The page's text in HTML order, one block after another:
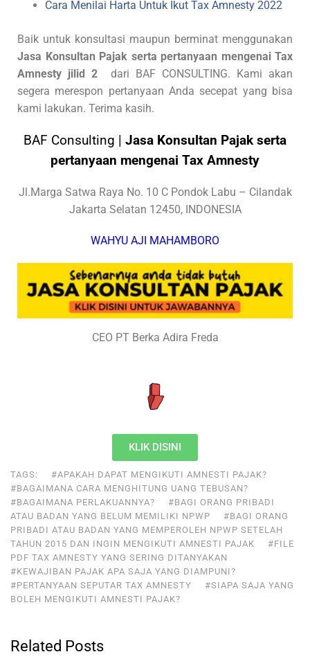
Cara Menilai Harta Untuk Ikut Tax Amnesty 2022
Baik untuk konsultasi maupun berminat menggunakan
Jasa Konsultan Pajak serta pertanyaan mengenai Tax
Amnesty jilid 2
dari BAF CONSULTING. Kami akan
segera merespon pertanyaan Anda secepat yang bisa
kami lakukan. Terima kasih.
BAF Consulting | Jasa Konsultan Pajak serta
pertanyaan mengenai Tax Amnesty
Jl.Marga Satwa Raya No. 10 C Pondok Labu – Cilandak
Jakarta Selatan 12450, INDONESIA
WAHYU AJI MAHAMBORO
CEO PT Berka Adira Freda
KLIK DISINI
TAGS:
#APAKAH DAPAT MENGIKUTI AMNESTI PAJAK?
#BAGAIMANA CARA MENGHITUNG UANG TEBUSAN?
#BAGAIMANA PERLAKUANNYA?
#BAGI ORANG PRIBADI
ATAU BADAN YANG BELUM MEMILIKI NPWP
#BAGI ORANG
PRIBADI ATAU BADAN YANG MEMPEROLEH NPWP SETELAH
TAHUN 2015 DAN INGIN MENGIKUTI AMNESTI PAJAK
#FILE
PDF TAX AMNESTY YANG SERING DITANYAKAN
#KEWAJIBAN PAJAK APA SAJA YANG DIAMPUNI?
#PERTANYAAN SEPUTAR TAX AMNESTY
#SIAPA SAJA YANG
BOLEH MENGIKUTI AMNESTI PAJAK?
Related Posts